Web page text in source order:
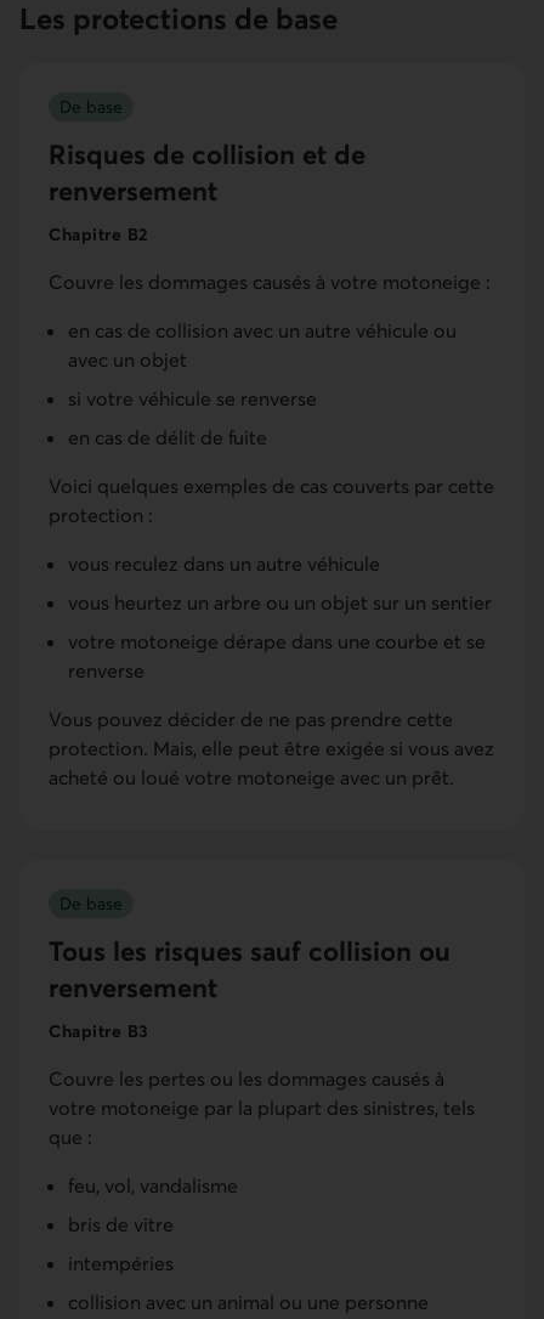
Les protections de base
Risques de collision et de
renversement
De base
Chapitre B2
Couvre les dommages causés à votre motoneige :
en cas de collision avec un autre véhicule ou
avec un objet
si votre véhicule se renverse
en cas de délit de fuite
Voici quelques exemples de cas couverts par cette
protection :
vous reculez dans un autre véhicule
vous heurtez un arbre ou un objet sur un sentier
votre motoneige dérape dans une courbe et se
renverse
Vous pouvez décider de ne pas prendre cette
protection. Mais, elle peut être exigée si vous avez
acheté ou loué votre motoneige avec un prêt.
Tous les risques sauf collision ou
renversement
De base
Chapitre B3
Couvre les pertes ou les dommages causés à
votre motoneige par la plupart des sinistres, tels
que :
feu, vol, vandalisme
bris de vitre
intempéries
collision avec un animal ou une personne